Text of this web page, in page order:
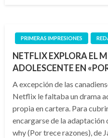
PRIMERAS IMPRESIONES
NETFLIX EXPLORA EL
ADOLESCENTE EN
A excepción de las
Netflix le faltaba un drama
propia en cartera. Para
encargarse de la adaptación
why (Por trece razones), de